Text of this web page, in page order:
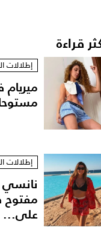
قراءة
إطلالات
ميريام
إطلالات
على...